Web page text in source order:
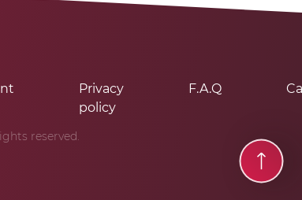
Privacy
policy
F.A.Q
reserved.